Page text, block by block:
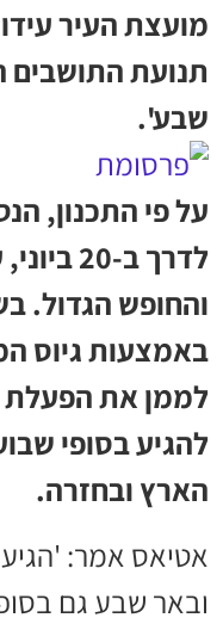
מועצת העיר
תנועת
שבע'.
על פי התכנון,
לדרך ב-
והחופש הגדול.
באמצעות גיוס
לממן את הפעלת
להגיע בסופי
הארץ ובחזרה.
אטיאס אמר:
ובאר שבע גם